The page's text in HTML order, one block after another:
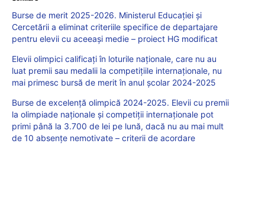
Burse de merit 2025-2026. Ministerul Educației și
Cercetării a eliminat criteriile specifice de departajare
pentru elevii cu aceeași medie – proiect HG modificat
Elevii olimpici calificați în loturile naționale, care nu au
luat premii sau medalii la competițiile internaționale, nu
mai primesc bursă de merit în anul școlar 2024-2025
Burse de excelență olimpică 2024-2025. Elevii cu premii
la olimpiade naționale și competiții internaționale pot
primi până la 3.700 de lei pe lună, dacă nu au mai mult
de 10 absențe nemotivate – criterii de acordare